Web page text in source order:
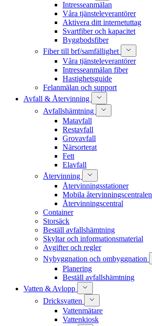
Intresseanmälan
Våra tjänsteleverantörer
Aktivera ditt internetuttag
Svartfiber och kapacitet
Byggbodsfiber
Fiber till brf/samfällighet
Våra tjänsteleverantörer
Intresseanmälan fiber
Hastighetsguide
Felanmälan och support
Avfall & Återvinning
Avfallshämtning
Matavfall
Restavfall
Grovavfall
Närsorterat
Fett
Elavfall
Återvinning
Återvinningsstationer
Mobila återvinningscentralen
Återvinningscentral
Container
Storsäck
Beställ avfallshämtning
Skyltar och informationsmaterial
Avgifter och regler
Nybyggnation och ombyggnation
Planering
Beställ avfallshämtning
Vatten & Avlopp
Dricksvatten
Vattenmätare
Vattenkiosk